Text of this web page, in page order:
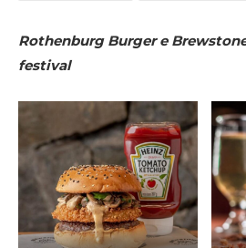
Rothenburg Burger e
festival